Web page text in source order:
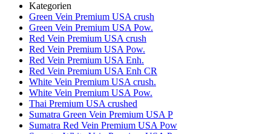
Kategorien
Green Vein Premium USA crush
Green Vein Premium USA Pow.
Red Vein Premium USA crush
Red Vein Premium USA Pow.
Red Vein Premium USA Enh.
Red Vein Premium USA Enh CR
White Vein Premium USA crush.
White Vein Premium USA Pow.
Thai Premium USA crushed
Sumatra Green Vein Premium USA P
Sumatra Red Vein Premium USA Pow